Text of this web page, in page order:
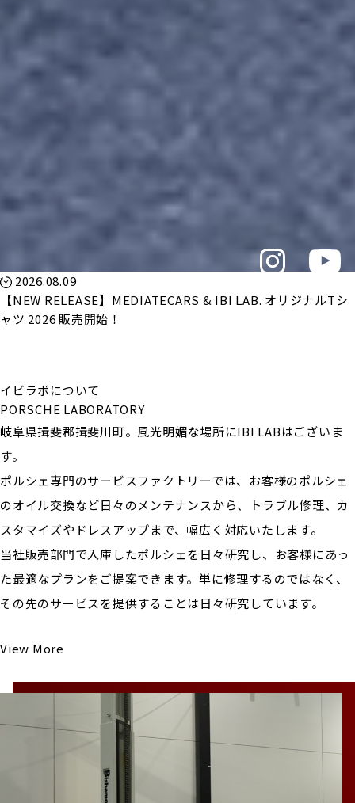
2026.08.09
【NEW RELEASE】MEDIATECARS & IBI LAB. オリジナルTシ
ャツ 2026 販売開始！
イビラボについて
PORSCHE LABORATORY
岐阜県揖斐郡揖斐川町。風光明媚な場所にIBI LABはございま
す。
ポルシェ専門のサービスファクトリーでは、お客様のポルシェ
のオイル交換など日々のメンテナンスから、トラブル修理、カ
スタマイズやドレスアップまで、幅広く対応いたします。
当社販売部門で入庫したポルシェを日々研究し、お客様にあっ
た最適なプランをご提案できます。単に修理するのではなく、
その先のサービスを提供することは日々研究しています。
View More